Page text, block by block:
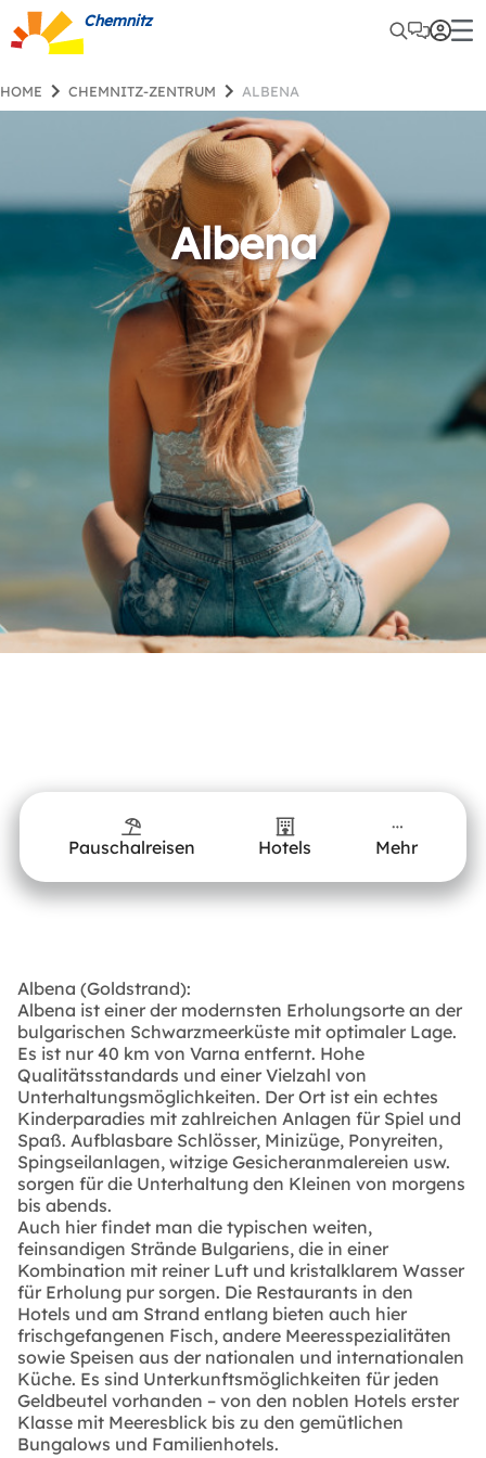
Chemnitz
HOME CHEMNITZ-ZENTRUM ALBENA
Albena
Pauschalreisen Hotels Mehr
Albena (Goldstrand):
Albena ist einer der modernsten Erholungsorte an der
bulgarischen Schwarzmeerküste mit optimaler Lage.
Es ist nur 40 km von Varna entfernt. Hohe
Qualitätsstandards und einer Vielzahl von
Unterhaltungsmöglichkeiten. Der Ort ist ein echtes
Kinderparadies mit zahlreichen Anlagen für Spiel und
Spaß. Aufblasbare Schlösser, Minizüge, Ponyreiten,
Spingseilanlagen, witzige Gesicheranmalereien usw.
sorgen für die Unterhaltung den Kleinen von morgens
bis abends.
Auch hier findet man die typischen weiten,
feinsandigen Strände Bulgariens, die in einer
Kombination mit reiner Luft und kristalklarem Wasser
für Erholung pur sorgen. Die Restaurants in den
Hotels und am Strand entlang bieten auch hier
frischgefangenen Fisch, andere Meeresspezialitäten
sowie Speisen aus der nationalen und internationalen
Küche. Es sind Unterkunftsmöglichkeiten für jeden
Geldbeutel vorhanden – von den noblen Hotels erster
Klasse mit Meeresblick bis zu den gemütlichen
Bungalows und Familienhotels.